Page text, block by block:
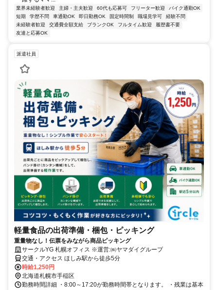
業界未経験者歓迎 主婦・主夫歓迎 60代も応募可 フリーター歓迎
バイク通勤OK
短期
学歴不問 車通勤OK 即日勤務OK 固定時間制 職場見学可
経験不問
未経験者歓迎
交通費全額支給 ブランクOK フルタイム歓迎
履歴書不要
友達と応募OK
派遣社員
軽量食品の出荷準備・梱包・ピッキング
重量物なし！伝票をみながら商品ピッキング
サークルYG 札幌オフィス ※運営:㈱ヤマダイグループ
交通・アクセス ほしみ駅から徒歩5分
時給1,250円
北海道札幌市手稲区
勤務時間詳細 ・8:00～17:20が勤務時間帯となります。 ・残業は基本